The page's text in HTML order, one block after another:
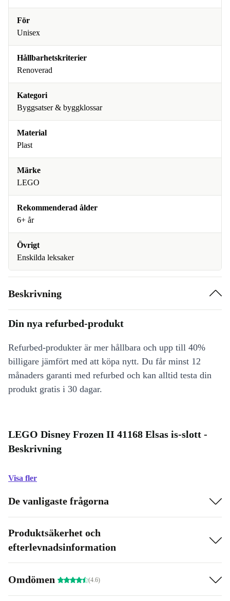
För
Unisex
Hållbarhetskriterier
Renoverad
Kategori
Byggsatser & byggklossar
Material
Plast
Märke
LEGO
Rekommenderad ålder
6+ år
Övrigt
Enskilda leksaker
Beskrivning
Din nya refurbed-produkt
Refurbed-produkter är mer hållbara och upp till 40%
billigare jämfört med att köpa nytt. Du får minst 12
månaders garanti med refurbed och kan alltid testa din
produkt gratis i 30 dagar.
LEGO Disney Frozen II 41168 Elsas is-slott -
Beskrivning
Visa fler
De vanligaste frågorna
Produktsäkerhet och
efterlevnadsinformation
Omdömen (4.6)